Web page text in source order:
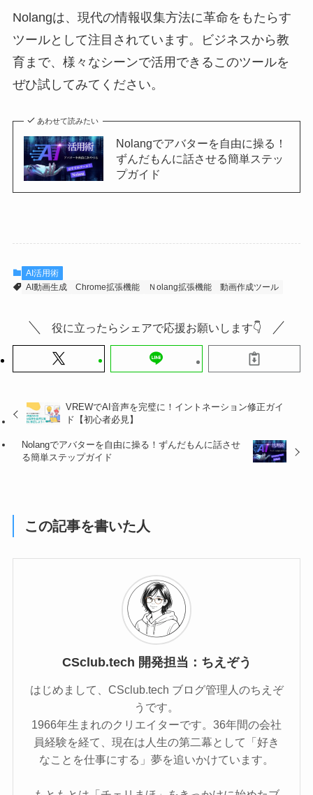
Nolangは、現代の情報収集方法に革命をもたらす
ツールとして注目されています。ビジネスから教
育まで、様々なシーンで活用できるこのツールを
ぜひ試してみてください。
あわせて読みたい
Nolangでアバターを自由に操る！
ずんだもんに話させる簡単ステッ
プガイド
AI活用術
AI動画生成
Chrome拡張機能 Ｎolang拡張機能 動画作成ツール
役に立ったらシェアで応援お願いします👇
VREWでAI音声を完璧に！イントネーション修正ガイ
ド【初心者必見】
Nolangでアバターを自由に操る！ずんだもんに話させ
る簡単ステップガイド
この記事を書いた人
CSclub.tech 開発担当：ちえぞう
はじめまして、CSclub.tech ブログ管理人のちえぞ
うです。
1966年生まれのクリエイターです。36年間の会社
員経験を経て、現在は人生の第二幕として「好き
なことを仕事にする」夢を追いかけています。